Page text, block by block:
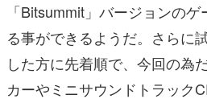
「Bitsummit」バージョンの
る事ができるようだ。さらに
した方に先着順で、今回の為
カーやミニサウンドトラック